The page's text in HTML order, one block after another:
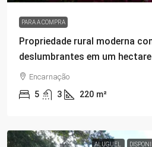
PARA A COMPRA
Propriedade rural moderna
deslumbrantes em um
Encarnação
5 3 220 m²
ALUGUEL